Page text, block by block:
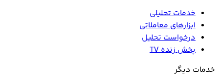
خدمات تحلیلی
ابزارهای معاملاتی
درخواست تحلیل
پخش زنده TV
خدمات دیگر